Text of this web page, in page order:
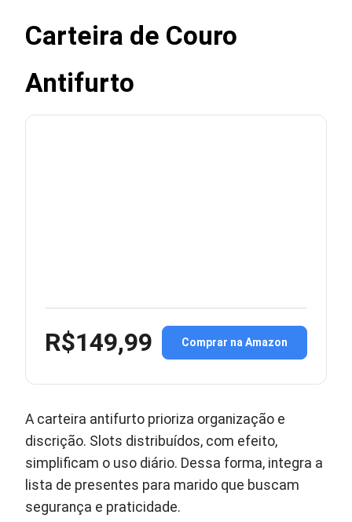
Carteira de Couro
Antifurto
R$149,99 Comprar na Amazon
A carteira antifurto prioriza organização e
discrição. Slots distribuídos, com efeito,
simplificam o uso diário. Dessa forma, integra a
lista de presentes para marido que buscam
segurança e praticidade.